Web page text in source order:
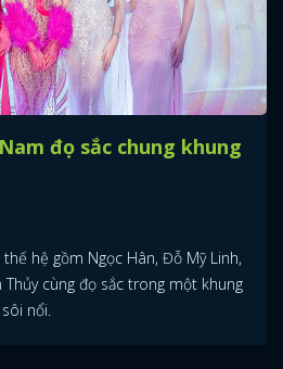
đọ sắc chung khung
hệ gồm Ngọc Hân, Đỗ Mỹ Linh,
Thủy cùng đọ sắc trong một khung
nổi.